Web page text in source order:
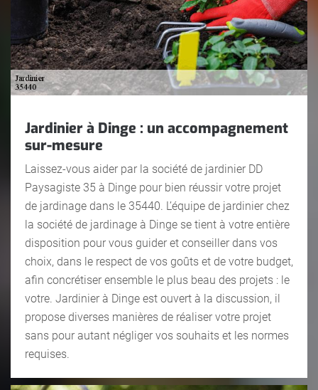
Jardinier à Dinge : un accompagnement
sur-mesure
Laissez-vous aider par la société de jardinier DD
Paysagiste 35 à Dinge pour bien réussir votre projet
de jardinage dans le 35440. L’équipe de jardinier chez
la société de jardinage à Dinge se tient à votre entière
disposition pour vous guider et conseiller dans vos
choix, dans le respect de vos goûts et de votre budget,
afin concrétiser ensemble le plus beau des projets : le
votre. Jardinier à Dinge est ouvert à la discussion, il
propose diverses manières de réaliser votre projet
sans pour autant négliger vos souhaits et les normes
requises.